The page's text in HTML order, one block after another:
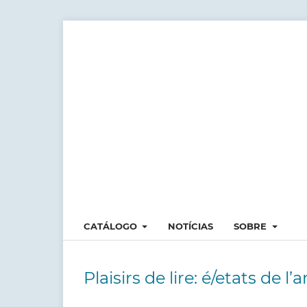
CATÁLOGO NOTÍCIAS SOBRE
Plaisirs de lire: é/etats de